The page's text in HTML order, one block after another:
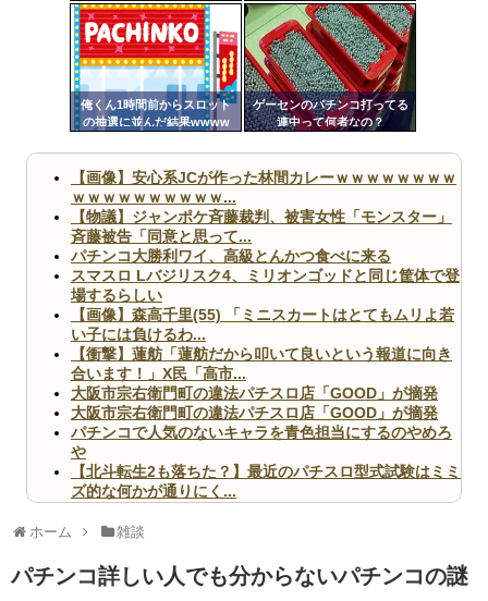
俺くん1時間前からスロット
の抽選に並んだ結果wwww
ゲーセンのパチンコ打ってる
連中って何者なの？
定リ
ンク
自動
更新
ツー
【画像】安心系JCが作った林間カレーｗｗｗｗｗｗｗｗ
ｗｗｗｗｗｗｗｗｗｗ...
【物議】ジャンポケ斉藤裁判、被害女性「モンスター」
斉藤被告「同意と思って...
パチンコ大勝利ワイ、高級とんかつ食べに来る
スマスロ Lバジリスク4、ミリオンゴッドと同じ筐体で登
場するらしい
【画像】森高千里(55) 「ミニスカートはとてもムリよ若
い子には負けるわ...
【衝撃】蓮舫「蓮舫だから叩いて良いという報道に向き
合います！」X民「高市...
大阪市宗右衛門町の違法パチスロ店「GOOD」が摘発
大阪市宗右衛門町の違法パチスロ店「GOOD」が摘発
パチンコで人気のないキャラを青色担当にするのやめろ
や
【北斗転生2も落ちた？】最近のパチスロ型式試験はミミ
ズ的な何かが通りにく...
いヤバいか教えて？...
ホーム 雑談
パチンコ詳しい人でも分からないパチンコの謎